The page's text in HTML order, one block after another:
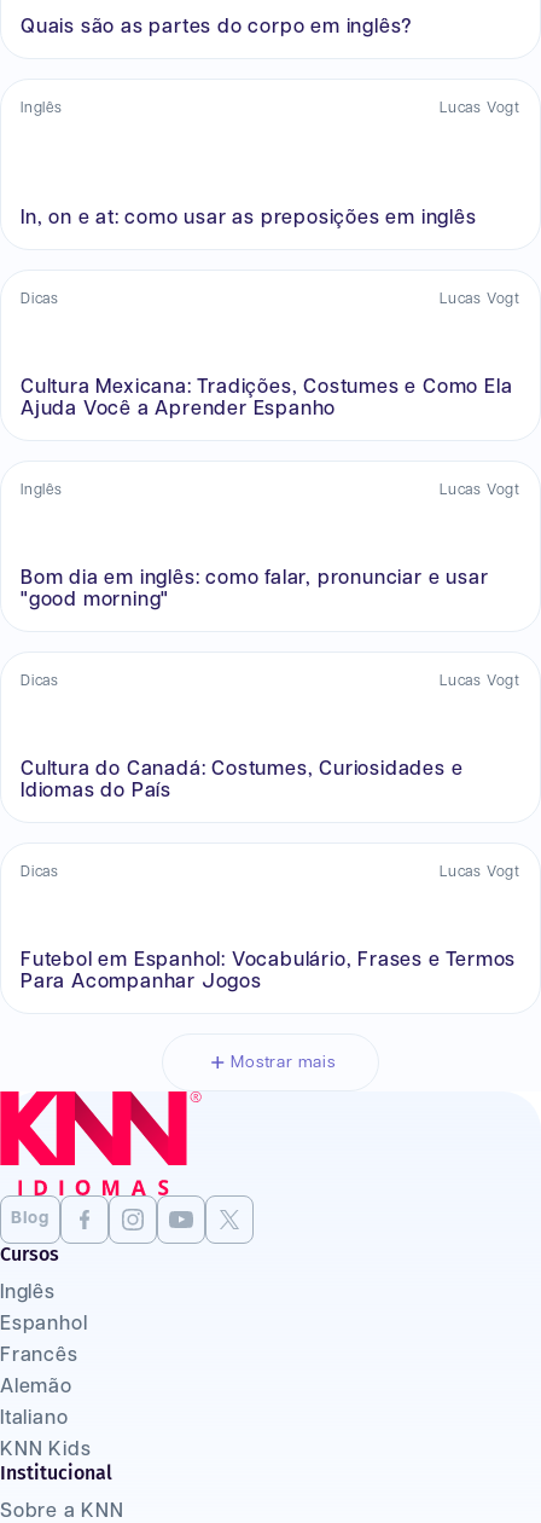
Quais são as partes do corpo em inglês?
Inglês Lucas Vogt
In, on e at: como usar as preposições em inglês
Dicas Lucas Vogt
Cultura Mexicana: Tradições, Costumes e Como Ela
Ajuda Você a Aprender Espanho
Inglês Lucas Vogt
Bom dia em inglês: como falar, pronunciar e usar
"good morning"
Dicas Lucas Vogt
Cultura do Canadá: Costumes, Curiosidades e
Idiomas do País
Dicas Lucas Vogt
Futebol em Espanhol: Vocabulário, Frases e Termos
Para Acompanhar Jogos
Mostrar mais
Blog
Cursos
Inglês
Espanhol
Francês
Alemão
Italiano
KNN Kids
Institucional
Sobre a KNN